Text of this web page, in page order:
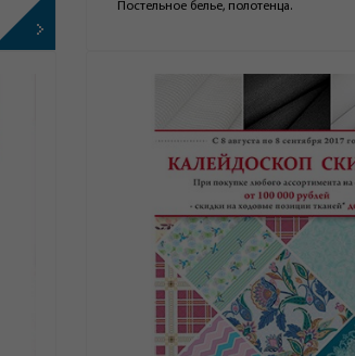
Постельное белье, полотенца.